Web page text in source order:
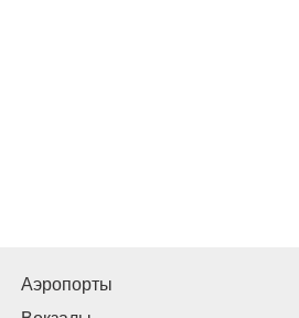
Аэропорты